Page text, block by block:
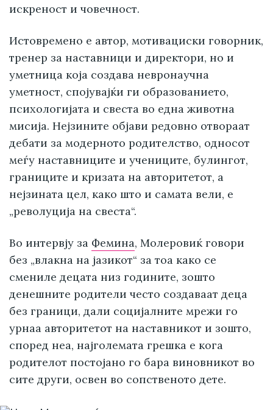
искреност и човечност.
Истовремено е автор, мотивациски говорник,
тренер за наставници и директори, но и
уметница која создава невронаучна
уметност, спојувајќи ги образованието,
психологијата и свеста во една животна
мисија. Нејзините објави редовно отвораат
дебати за модерното родителство, односот
меѓу наставниците и учениците, булингот,
границите и кризата на авторитетот, а
нејзината цел, како што и самата вели, е
„револуција на свеста“.
Во интервју за Фемина, Молеровиќ говори
без „влакна на јазикот“ за тоа како се
смениле децата низ годините, зошто
денешните родители често создаваат деца
без граници, дали социјалните мрежи го
урнаа авторитетот на наставникот и зошто,
според неа, најголемата грешка е кога
родителот постојано го бара виновникот во
сите други, освен во сопственото дете.